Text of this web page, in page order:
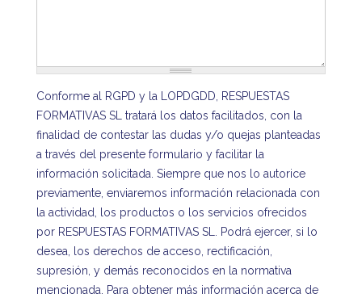
Conforme al RGPD y la LOPDGDD, RESPUESTAS
FORMATIVAS SL tratará los datos facilitados, con la
finalidad de contestar las dudas y/o quejas planteadas
a través del presente formulario y facilitar la
información solicitada. Siempre que nos lo autorice
previamente, enviaremos información relacionada con
la actividad, los productos o los servicios ofrecidos
por RESPUESTAS FORMATIVAS SL. Podrá ejercer, si lo
desea, los derechos de acceso, rectificación,
supresión, y demás reconocidos en la normativa
mencionada. Para obtener más información acerca de